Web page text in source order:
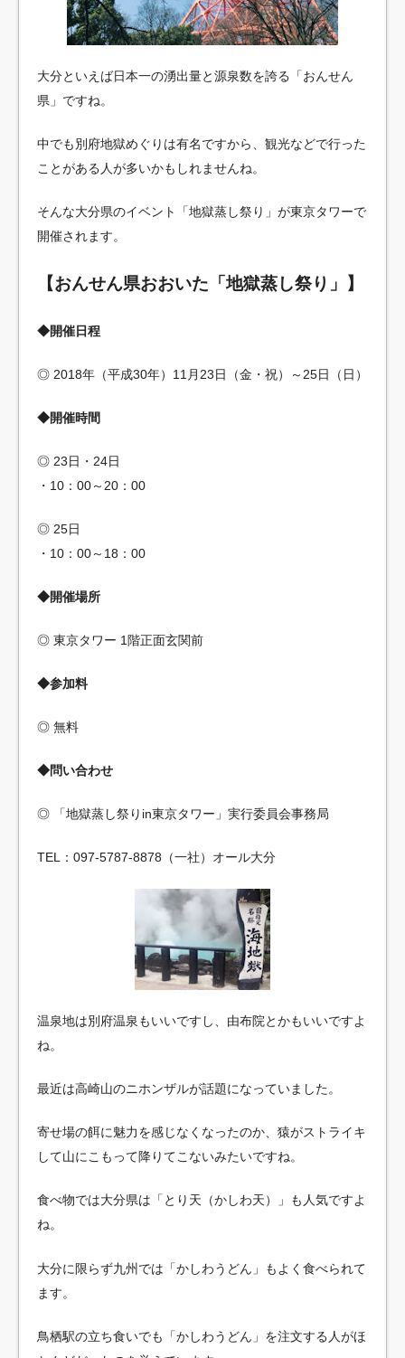
大分といえば日本一の湧出量と源泉数を誇る「おんせん
県」ですね。
中でも別府地獄めぐりは有名ですから、観光などで行った
ことがある人が多いかもしれませんね。
そんな大分県のイベント「地獄蒸し祭り」が東京タワーで
開催されます。
【おんせん県おおいた「地獄蒸し祭り」】
◆開催日程
◎ 2018年（平成30年）11月23日（金・祝）～25日（日）
◆開催時間
◎ 23日・24日
・10：00～20：00
◎ 25日
・10：00～18：00
◆開催場所
◎ 東京タワー 1階正面玄関前
◆参加料
◎ 無料
◆問い合わせ
◎ 「地獄蒸し祭りin東京タワー」実行委員会事務局
TEL：097-5787-8878（一社）オール大分
温泉地は別府温泉もいいですし、由布院とかもいいですよ
ね。
最近は高崎山のニホンザルが話題になっていました。
寄せ場の餌に魅力を感じなくなったのか、猿がストライキ
して山にこもって降りてこないみたいですね。
食べ物では大分県は「とり天（かしわ天）」も人気ですよ
ね。
大分に限らず九州では「かしわうどん」もよく食べられて
ます。
鳥栖駅の立ち食いでも「かしわうどん」を注文する人がほ